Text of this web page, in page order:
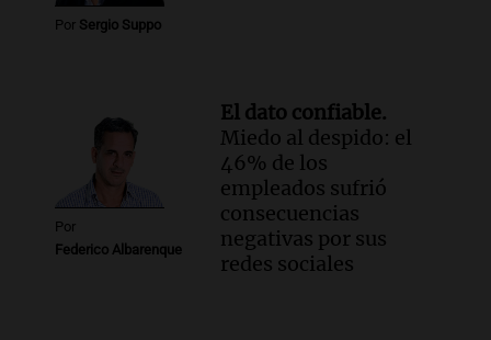
Por Sergio Suppo
Por
Federico Albarenque
El dato confiable.
Miedo al despido: el
46% de los
empleados sufrió
consecuencias
negativas por sus
redes sociales